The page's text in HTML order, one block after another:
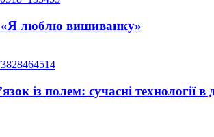
люблю вишиванку»
із полем: сучасні технології в